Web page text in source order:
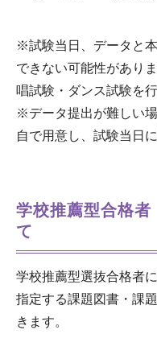
※試験当日、データと
できない可能性があり
唱試験・ダンス試験を行
※データ提出が難しい
自で用意し、試験当日
学校推薦型合格
て
学校推薦型選抜合格者
指定する課題図書・課
きます。